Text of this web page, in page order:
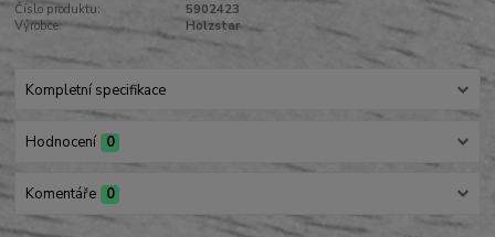
Číslo produktu:
5902423
Výrobce:
Holzstar
Kompletní specifikace
Hodnocení 0
Komentáře 0